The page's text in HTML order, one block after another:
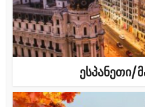
ესპანეთი/